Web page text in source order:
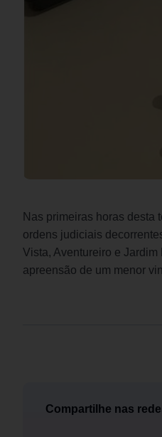
Nas primeiras horas desta
ordens judiciais
Vista, Aventureiro e
apreensão de um menor
Compartilhe nas